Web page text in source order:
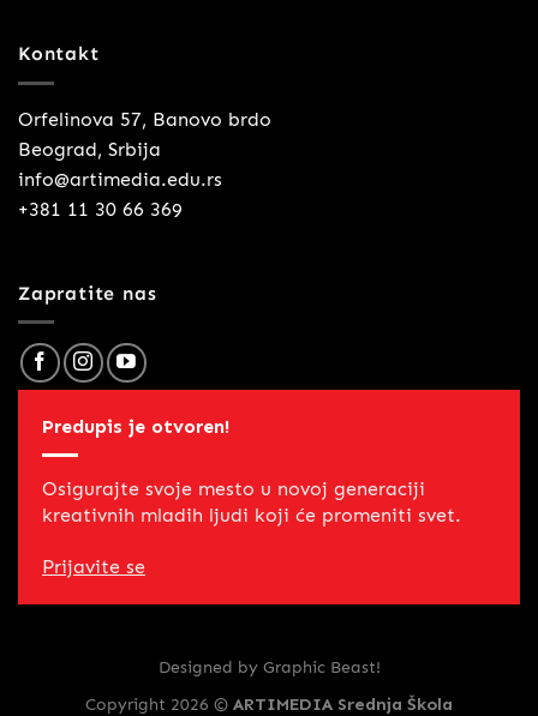
Kontakt
Orfelinova 57, Banovo brdo
Beograd, Srbija
info@artimedia.edu.rs
+381 11 30 66 369
Zapratite nas
Predupis je otvoren!
Osigurajte svoje mesto u novoj generaciji
kreativnih mladih ljudi koji će promeniti svet.
Prijavite se
Designed by Graphic Beast!
Copyright 2026 © ARTIMEDIA Srednja Škola